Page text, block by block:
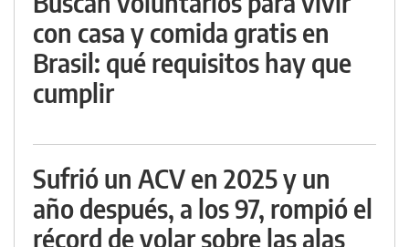
con casa y comida gratis en
Brasil: qué requisitos hay que
cumplir
Sufrió un ACV en 2025 y un
año después, a los 97, rompió el
récord de volar sobre las alas